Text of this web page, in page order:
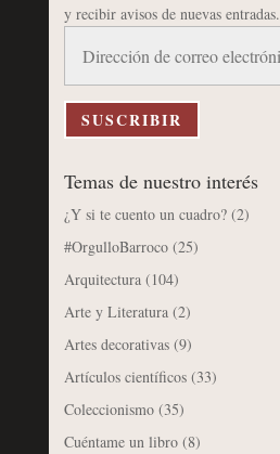
y recibir avisos de nuevas entradas.
correo
electrónico
SUSCRIBIR
Temas de nuestro interés
¿Y si te cuento un cuadro?(2)
#OrgulloBarroco(25)
Arquitectura(104)
Arte y Literatura(2)
Artes decorativas(9)
Artículos científicos(33)
Coleccionismo(35)
Cuéntame un libro(8)